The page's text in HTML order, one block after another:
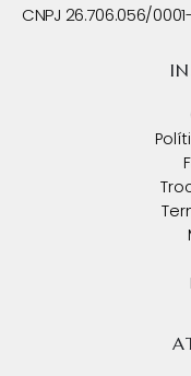
CNPJ 26.706.056/